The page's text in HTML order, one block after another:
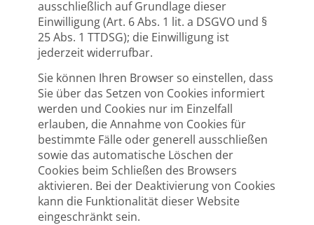
ausschließlich auf Grundlage dieser
Einwilligung (Art. 6 Abs. 1 lit. a DSGVO und §
25 Abs. 1 TTDSG); die Einwilligung ist
jederzeit widerrufbar.
Sie können Ihren Browser so einstellen, dass
Sie über das Setzen von Cookies informiert
werden und Cookies nur im Einzelfall
erlauben, die Annahme von Cookies für
bestimmte Fälle oder generell ausschließen
sowie das automatische Löschen der
Cookies beim Schließen des Browsers
aktivieren. Bei der Deaktivierung von Cookies
kann die Funktionalität dieser Website
eingeschränkt sein.